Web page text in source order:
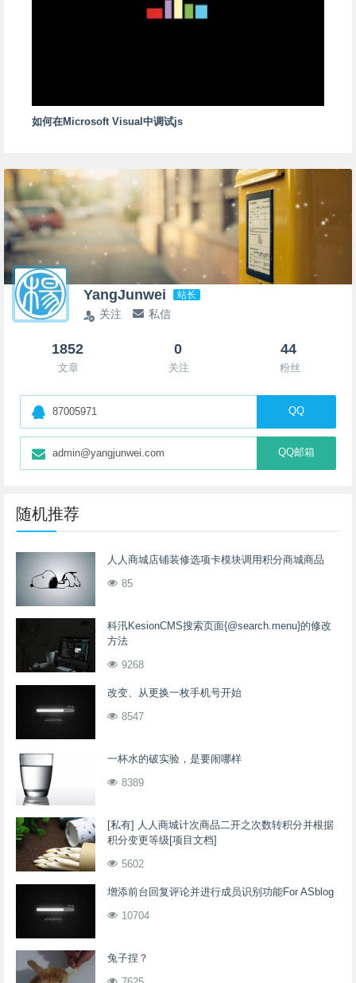
如何在Microsoft Visual中调试js
YangJunwei 站长
关注 私信
1852
文章
0
关注
44
粉丝
87005971 QQ
admin@yangjunwei.com QQ邮箱
随机推荐
人人商城店铺装修选项卡模块调用积分商城商品
85
科汛KesionCMS搜索页面{@search.menu}的修改
方法
9268
改变、从更换一枚手机号开始
8547
一杯水的破实验，是要闹哪样
8389
[私有] 人人商城计次商品二开之次数转积分并根据
积分变更等级[项目文档]
5602
增添前台回复评论并进行成员识别功能For ASblog
10704
兔子捏？